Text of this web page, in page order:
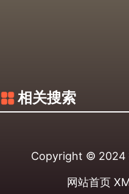
相关搜索
Copyright © 2024
网站首页